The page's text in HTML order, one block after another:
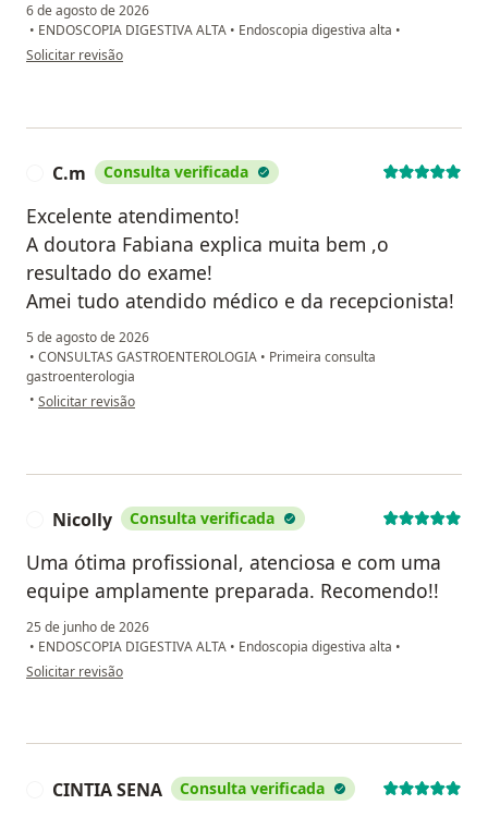
6 de agosto de 2026
• ENDOSCOPIA DIGESTIVA ALTA • Endoscopia digestiva alta •
na opinião do utilizador Gleice Martins
Solicitar revisão
C.m Consulta verificada
Excelente atendimento!
A doutora Fabiana explica muita bem ,o
resultado do exame!
Amei tudo atendido médico e da recepcionista!
5 de agosto de 2026
• CONSULTAS GASTROENTEROLOGIA • Primeira consulta
gastroenterologia
• na opinião do utilizador C.m
Solicitar revisão
Nicolly Consulta verificada
Uma ótima profissional, atenciosa e com uma
equipe amplamente preparada. Recomendo!!
25 de junho de 2026
• ENDOSCOPIA DIGESTIVA ALTA • Endoscopia digestiva alta •
na opinião do utilizador Nicolly
Solicitar revisão
CINTIA SENA Consulta verificada